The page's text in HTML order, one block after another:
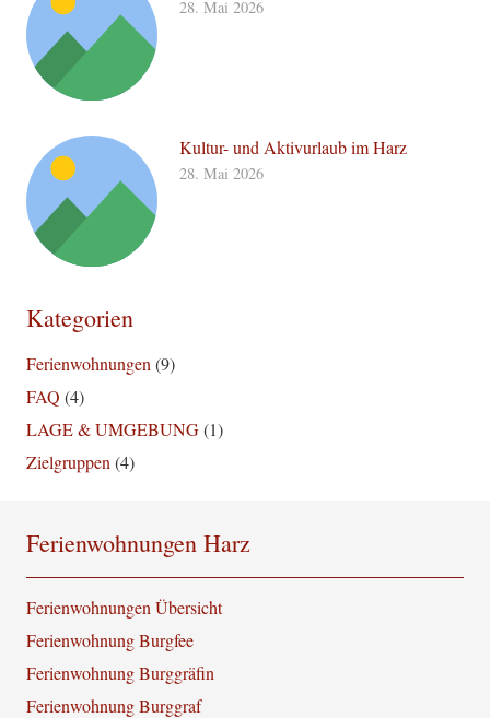
28. Mai 2026
Kultur- und Aktivurlaub im Harz
28. Mai 2026
Kategorien
Ferienwohnungen (9)
FAQ (4)
LAGE & UMGEBUNG(1)
Zielgruppen (4)
Ferienwohnungen Harz
Ferienwohnungen Übersicht
Ferienwohnung Burgfee
Ferienwohnung Burggräfin
Ferienwohnung Burggraf